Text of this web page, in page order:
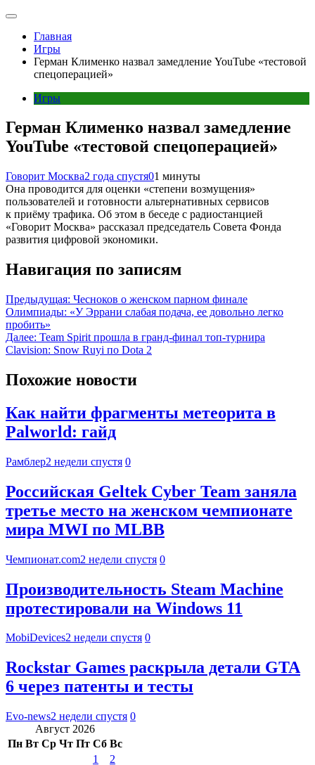
Главная
Игры
Герман Клименко назвал замедление YouTube «тестовой
спецоперацией»
Игры
Герман Клименко назвал замедление
YouTube «тестовой спецоперацией»
Говорит Москва2 года спустя01 минуты
Она проводится для оценки «степени возмущения»
пользователей и готовности альтернативных сервисов
к приёму трафика. Об этом в беседе с радиостанцией
«Говорит Москва» рассказал председатель Совета Фонда
развития цифровой экономики.
Навигация по записям
Предыдущая: Чесноков о женском парном финале
Олимпиады: «У Эррани слабая подача, ее довольно легко
пробить»
Далее: Team Spirit прошла в гранд-финал топ-турнира
Clavision: Snow Ruyi по Dota 2
Похожие новости
Как найти фрагменты метеорита в
Palworld: гайд
Рамблер2 недели спустя 0
Российская Geltek Cyber Team заняла
третье место на женском чемпионате
мира MWI по MLBB
Чемпионат.com2 недели спустя 0
Производительность Steam Machine
протестировали на Windows 11
MobiDevices2 недели спустя 0
Rockstar Games раскрыла детали GTA
6 через патенты и тесты
Evo-news2 недели спустя 0
Август 2026
Пн Вт Ср Чт Пт Сб Вс
1
2